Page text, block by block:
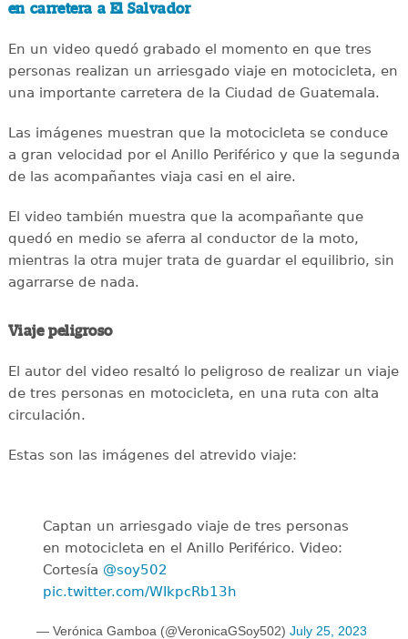
en carretera a El Salvador
En un video quedó grabado el momento en que tres
personas realizan un arriesgado viaje en motocicleta, en
una importante carretera de la Ciudad de Guatemala.
Las imágenes muestran que la motocicleta se conduce
a gran velocidad por el Anillo Periférico y que la segunda
de las acompañantes viaja casi en el aire.
El video también muestra que la acompañante que
quedó en medio se aferra al conductor de la moto,
mientras la otra mujer trata de guardar el equilibrio, sin
agarrarse de nada.
Viaje peligroso
El autor del video resaltó lo peligroso de realizar un viaje
de tres personas en motocicleta, en una ruta con alta
circulación.
Estas son las imágenes del atrevido viaje:
Captan un arriesgado viaje de tres personas
en motocicleta en el Anillo Periférico. Video:
Cortesía @soy502
pic.twitter.com/WIkpcRb13h
— Verónica Gamboa (@VeronicaGSoy502) July 25, 2023